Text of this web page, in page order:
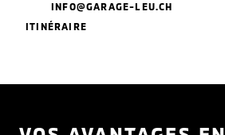
INFO@GARAGE-LEU.CH
ITINÉRAIRE